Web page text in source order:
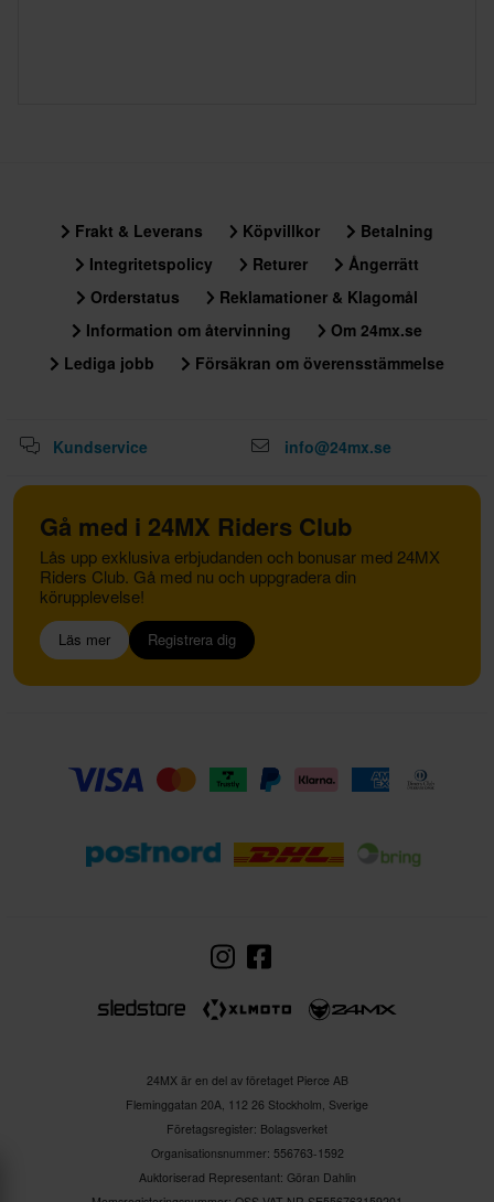
Frakt & Leverans Köpvillkor
Betalning
Integritetspolicy
Returer
Ångerrätt
Orderstatus
Reklamationer & Klagomål
Information om återvinning
Om 24mx.se
Lediga jobb
Försäkran om överensstämmelse
Kundservice info@24mx.se
Gå med i 24MX Riders Club
Lås upp exklusiva erbjudanden och bonusar med 24MX
Riders Club. Gå med nu och uppgradera din
körupplevelse!
Läs mer Registrera dig
24MX är en del av företaget Pierce AB
Fleminggatan 20A, 112 26 Stockholm, Sverige
Företagsregister: Bolagsverket
Organisationsnummer: 556763-1592
Auktoriserad Representant: Göran Dahlin